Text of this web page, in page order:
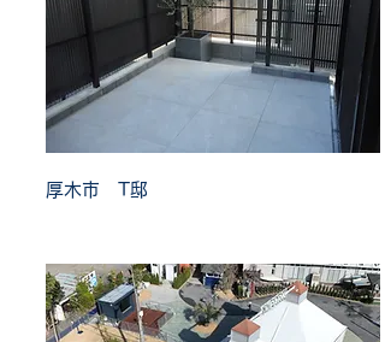
厚木市 T邸